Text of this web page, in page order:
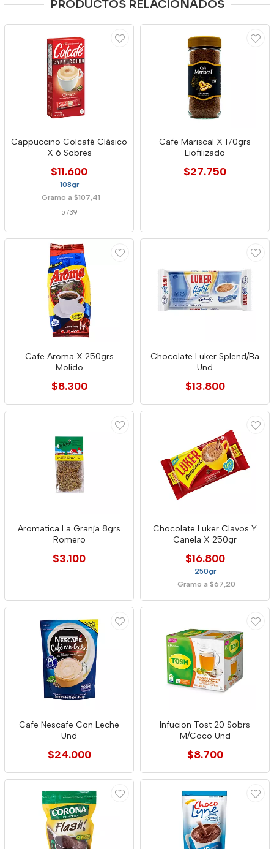
PRODUCTOS RELACIONADOS
Cappuccino Colcafé Clásico
X 6 Sobres
$11.600
108gr
Gramo a $107,41
5739
Cafe Mariscal X 170grs
Liofilizado
$27.750
Cafe Aroma X 250grs
Molido
$8.300
Chocolate Luker Splend/Ba
Und
$13.800
Aromatica La Granja 8grs
Romero
$3.100
Chocolate Luker Clavos Y
Canela X 250gr
$16.800
250gr
Gramo a $67,20
Cafe Nescafe Con Leche
Und
$24.000
Infucion Tost 20 Sobrs
M/Coco Und
$8.700